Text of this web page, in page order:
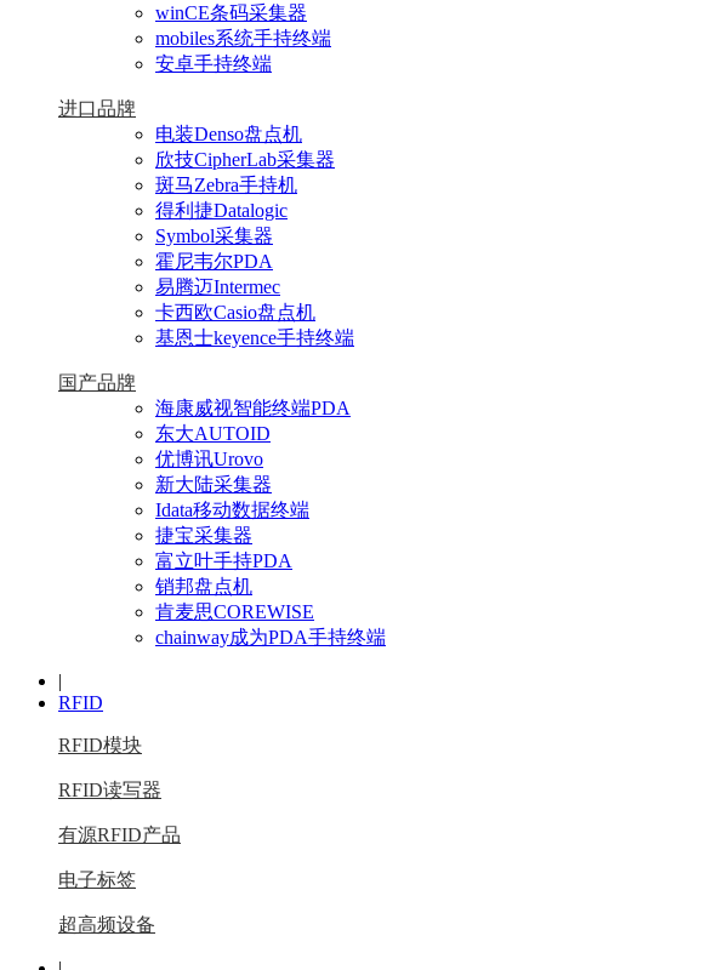
winCE条码采集器
mobiles系统手持终端
安卓手持终端
进口品牌
电装Denso盘点机
欣技CipherLab采集器
斑马Zebra手持机
得利捷Datalogic
Symbol采集器
霍尼韦尔PDA
易腾迈Intermec
卡西欧Casio盘点机
基恩士keyence手持终端
国产品牌
海康威视智能终端PDA
东大AUTOID
优博讯Urovo
新大陆采集器
Idata移动数据终端
捷宝采集器
富立叶手持PDA
销邦盘点机
肯麦思COREWISE
chainway成为PDA手持终端
|
RFID
RFID模块
RFID读写器
有源RFID产品
电子标签
超高频设备